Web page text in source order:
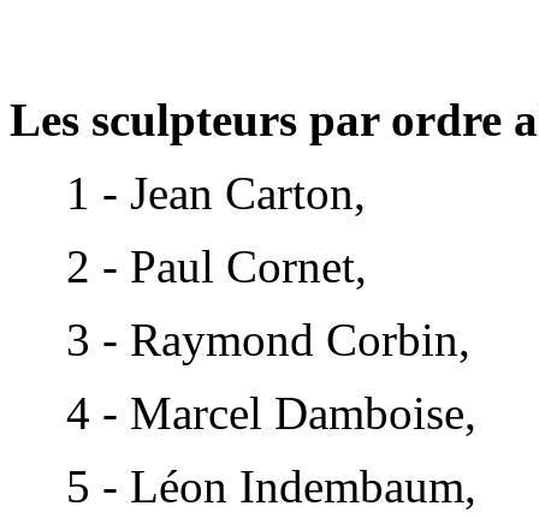
Les sculpteurs par ordre
1 - Jean Carton,
2 - Paul Cornet,
3 - Raymond Corbin,
4 - Marcel Damboise,
5 - Léon Indembaum,